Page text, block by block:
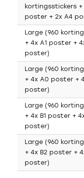
kortingsstickers +
poster + 2x A4
Large (960
+ 4x A1 poster +
poster)
Large (960
+ 4x A0 poster +
poster)
Large (960
+ 4x B1 poster +
poster)
Large (960
+ 4x B2 poster +
poster)